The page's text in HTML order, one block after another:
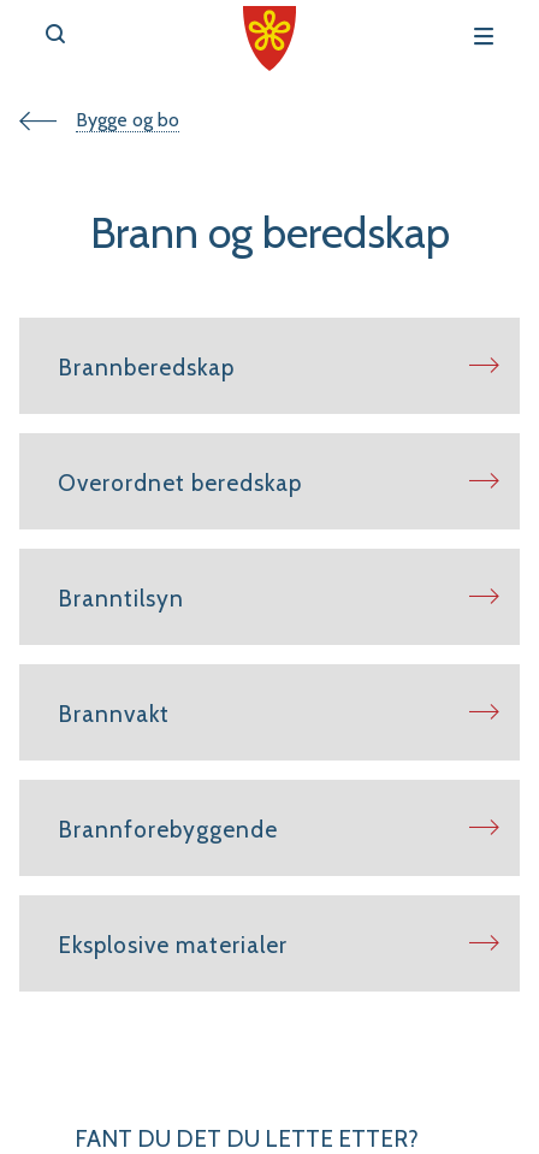
o
t
Du
Bygge og bo
Brann og beredskap
Brannberedskap
Overordnet beredskap
Branntilsyn
Brannvakt
Brannforebyggende
Eksplosive materialer
FANT DU DET DU LETTE ETTER?